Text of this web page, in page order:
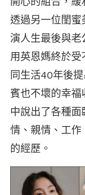
透過另一位閨蜜
演人生最後與老
用英恩媽終於
同生活40年後
賓也不壞的幸福
中說出了各種
情、親情、工作
的經歷。